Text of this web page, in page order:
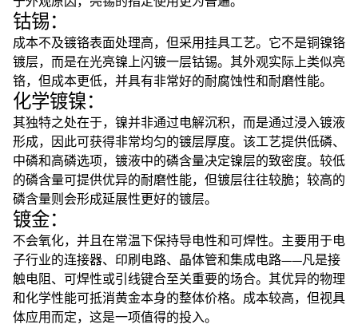
钴锡：
成本不及镀铬表面处理高，但采用挂具工艺。它不是铜镍铬
镀层，而是在光亮镍上闪镀一层钴锡。其外观实际上类似亮
铬，但成本更低，并具有非常好的耐腐蚀性和耐磨性能。
化学镀镍：
其独特之处在于，镍并非通过电解沉积，而是通过浸入镀液
形成，因此可获得非常均匀的镀层厚度。该工艺提供低磷、
中磷和高磷选项，镀液中的磷含量决定镍层的致密度。较低
的磷含量可提供优异的耐磨性能，但镀层往往较脆；较高的
磷含量则会形成延展性更好的镀层。
镀金：
不会氧化，并且在常温下保持导电性和可焊性。主要用于电
子行业的连接器、印刷电路、晶体管和集成电路——凡是接
触电阻、可焊性或引线键合至关重要的场合。其优异的物理
和化学性能可抵消黄金本身的整体价格。成本较高，但视具
体应用而定，这是一项值得的投入。